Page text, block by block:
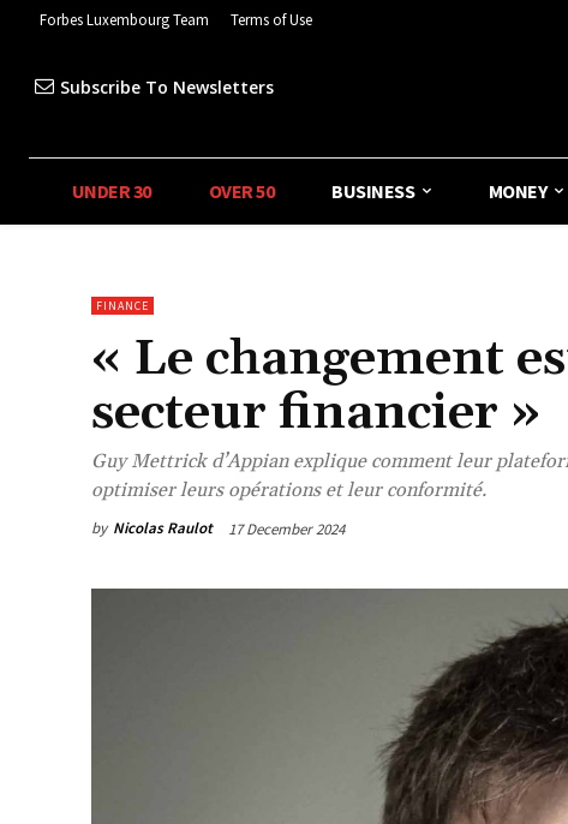
Forbes Luxembourg Team Terms of Use
Subscribe To Newsletters
UNDER 30 OVER 50 BUSINESS MONEY
FINANCE
« Le changement
secteur financier »
Guy Mettrick d’Appian explique comment leur
optimiser leurs opérations et leur conformité.
by Nicolas Raulot 17 December 2024